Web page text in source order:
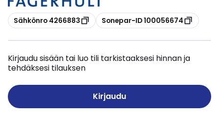
Kopioi
Sähkönro 4266883 Kopioi
Sonepar-ID 100056674
Kirjaudu sisään tai luo tili tarkistaaksesi hinnan ja
tehdäksesi tilauksen
Kirjaudu